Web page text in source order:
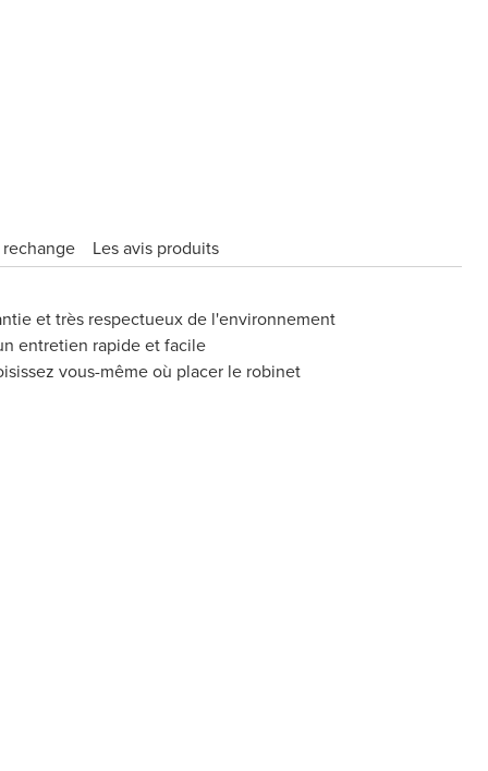
Les avis produits
et très respectueux de l'environnement
entretien rapide et facile
vous-même où placer le robinet